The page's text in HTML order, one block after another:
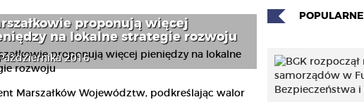
proponują więcej
na lokalne strategie rozwoju
2016
Marszałków Województw, podkreślając walor
POPULARNE